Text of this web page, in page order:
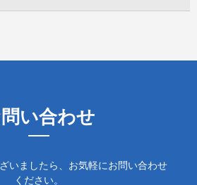
い合わせ
いましたら、お気軽にお問い合わせ
ください。